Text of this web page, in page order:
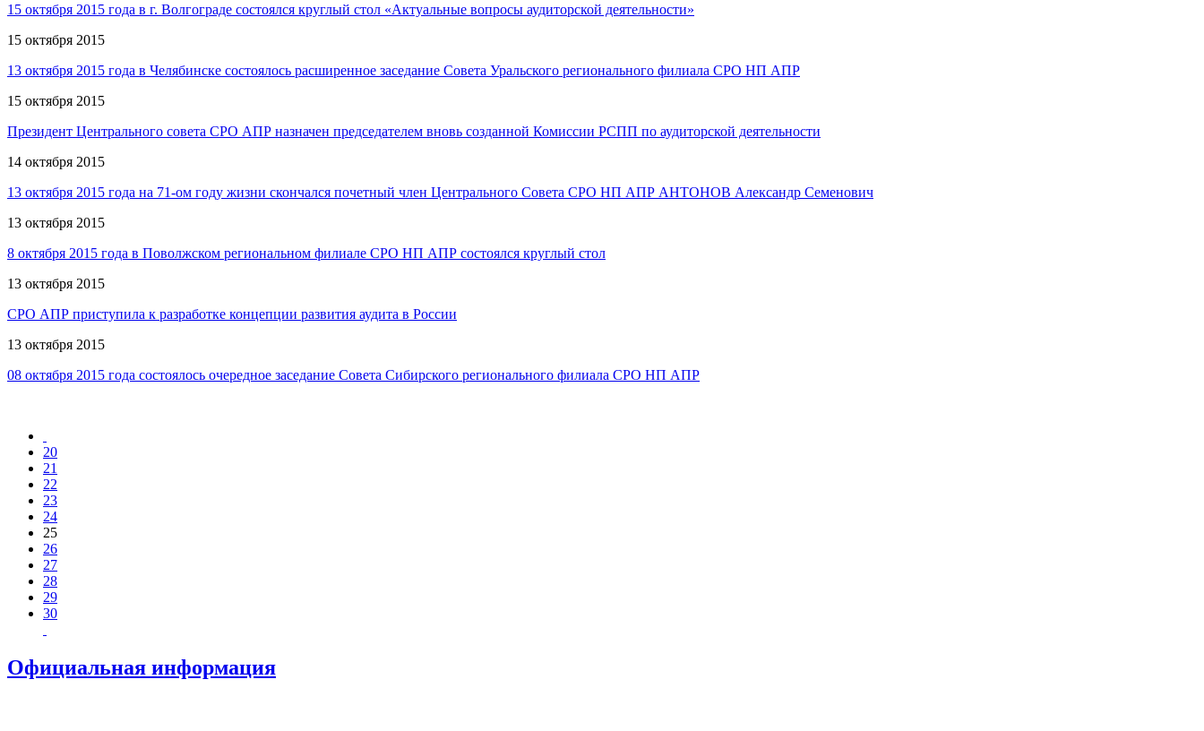
15 октября 2015 года в г. Волгограде состоялся круглый стол «Актуальные вопросы аудиторской деятельности»
15 октября 2015
13 октября 2015 года в Челябинске состоялось расширенное заседание Совета Уральского регионального филиала СРО НП АПР
15 октября 2015
Президент Центрального совета СРО АПР назначен председателем вновь созданной Комиссии РСПП по аудиторской деятельности
14 октября 2015
13 октября 2015 года на 71-ом году жизни скончался почетный член Центрального Совета СРО НП АПР АНТОНОВ Александр Семенович
13 октября 2015
8 октября 2015 года в Поволжском региональном филиале СРО НП АПР состоялся круглый стол
13 октября 2015
СРО АПР приступила к разработке концепции развития аудита в России
13 октября 2015
08 октября 2015 года состоялось очередное заседание Совета Сибирского регионального филиала СРО НП АПР
20
21
22
23
24
25
26
27
28
29
30
Официальная информация